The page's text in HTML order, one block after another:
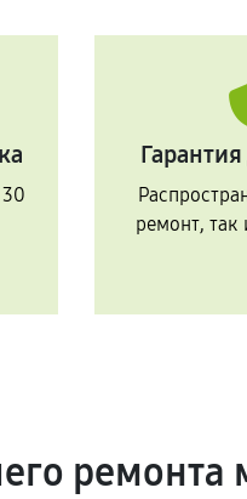
30
ремонт, так
ремонта